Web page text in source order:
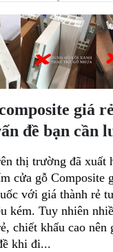
giá
đề bạn cần
thị trường đã xuất
cửa gỗ Composite
với giá thành rẻ
kém. Tuy nhiên
chiết khấu cao nên
khi đi...